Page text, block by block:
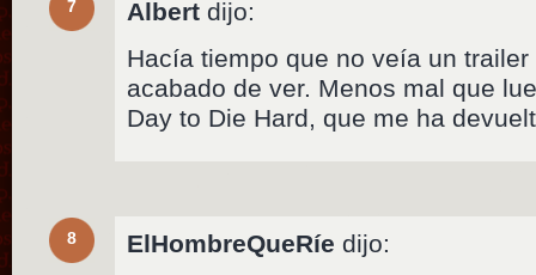
7 Albert dijo:
Hacía tiempo que no veía un
acabado de ver. Menos mal que
Day to Die Hard, que me ha
8 ElHombreQueRíe dijo: